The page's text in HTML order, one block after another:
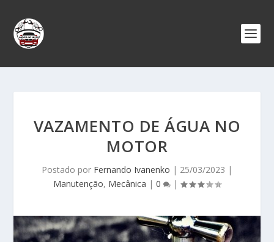
VAZAMENTO DE ÁGUA NO
MOTOR
Postado por Fernando Ivanenko | 25/03/2023 |
Manutenção, Mecânica | 0 |